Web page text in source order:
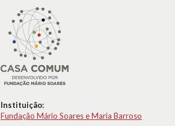
Instituição:
Fundação Mário Soares e Maria Barroso